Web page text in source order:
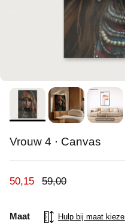
Vrouw 4 · Canvas
Verkoopprijs
50,15 Reguliere prijs
59,00
Maat Hulp bij maat